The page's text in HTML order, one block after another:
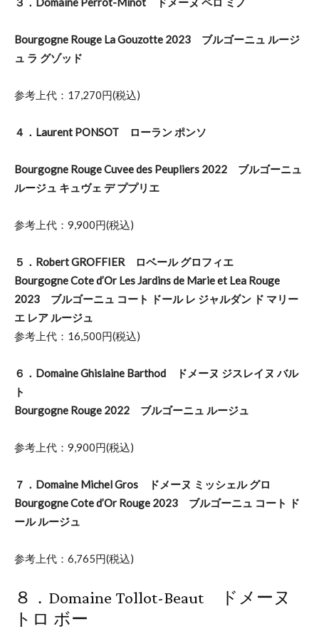
Bourgogne Rouge La Gouzotte 2023 ブルゴーニュ ルージ
ュ ラ グゾッド
参考上代：17,270円(税込)
４．Laurent PONSOT ローラン ポンソ
Bourgogne Rouge Cuvee des Peupliers 2022 ブルゴーニュ
ルージュ キュヴェ デ ププリエ
参考上代：9,900円(税込)
５．Robert GROFFIER ロベール グロフィエ
Bourgogne Cote d’Or Les Jardins de Marie et Lea Rouge
2023 ブルゴーニュ コート ドール レ ジャルダン ド マリー
エ レア ルージュ
参考上代：16,500円(税込)
６．Domaine Ghislaine Barthod ドメーヌ ジスレイヌ バル
ト
Bourgogne Rouge 2022 ブルゴーニュ ルージュ
参考上代：9,900円(税込)
７．Domaine Michel Gros ドメーヌ ミッシェル グロ
Bourgogne Cote d’Or Rouge 2023 ブルゴーニュ コート ド
ール ルージュ
参考上代：6,765円(税込)
８．Domaine Tollot-Beaut ドメーヌ
トロ ボー